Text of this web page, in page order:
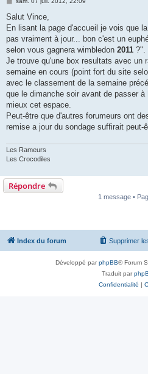
s
a
g
Salut Vince,
En lisant la page d'accueil je vois que
pas vraiment à jour... bon c'est un
selon vous gagnera wimbledon 2011 ?".
Je trouve qu'une box resultats avec un
semaine en cours (point fort du site
avec le classement de la semaine
que le dimanche soir avant de passer
mieux cet espace.
Peut-être que d'autres forumeurs ont
remise a jour du sondage suffirait peut-
Les Rameurs
Les Crocodiles
Répondre
1 message •
Index du forum Supprimer
Développé parphpBB® Forum
Traduit par
Confidentialité |